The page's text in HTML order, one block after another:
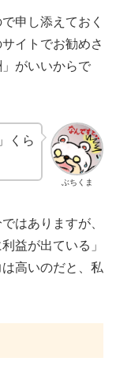
申し添えておく
サイトでお勧めさ
がいいからで
ぶちくま
くら
はありますが、
益が出ている」
高いのだと、私